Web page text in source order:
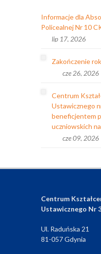
Informacje dla
Policealnej Nr 10
lip 17, 2026
Zakończenie
cze 26, 2026
Centrum
Ustawicznego
beneficjentem
uczniowskich
cze 09, 2026
Centrum
Ustawicznego Nr
Ul. Raduńska 21
81-057 Gdynia